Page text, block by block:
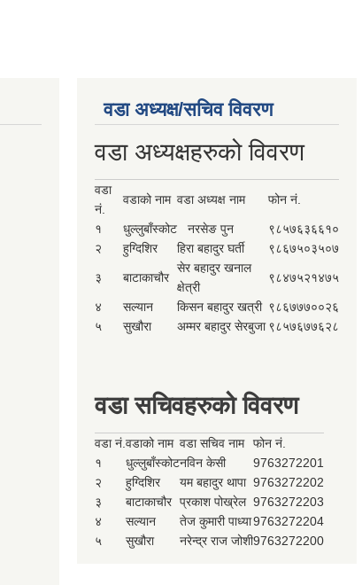
वडा अध्यक्ष/सचिव विवरण
वडा अध्यक्षहरुको विवरण
वडा
नं.
वडाको नाम वडा अध्यक्ष नाम फोन नं.
१ धुल्लुबाँस्कोट नरसेङ पुन
९८५७६३६६१०
२
हुग्दिशिर हिरा बहादुर घर्ती ९८६७५०३५०७
३ बाटाकाचौर
सेर बहादुर खनाल
क्षेत्री
९८४७५२१४७५
४ सल्यान किसन बहादुर खत्री ९८६७७७००२६
५
सुखौरा अम्मर बहादुर सेरबुजा ९८५७६७७६२८
वडा सचिवहरुको विवरण
वडा नं.वडाको नाम वडा सचिव नाम
फोन नं.
१
धुल्लुबाँस्कोटनविन केसी
9763272201
२
हुग्दिशिर यम बहादुर थापा 9763272202
३
बाटाकाचौर प्रकाश पोख्रेल 9763272203
४
सल्यान तेज कुमारी पाध्या9763272204
५
सुखौरा नरेन्द्र राज जोशी9763272200